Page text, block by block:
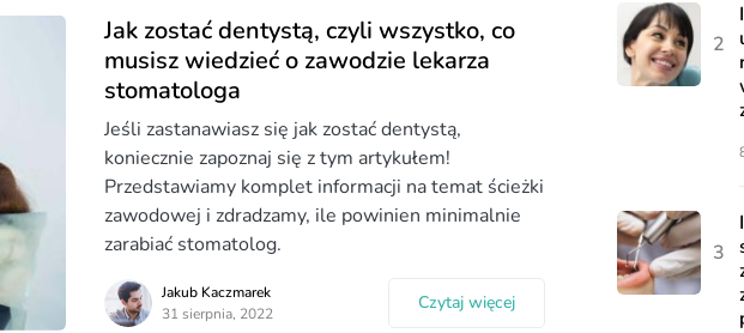
Jak zostać dentystą, czyli wszystko, co
musisz wiedzieć o zawodzie lekarza
stomatologa
Jeśli zastanawiasz się jak zostać dentystą,
koniecznie zapoznaj się z tym artykułem!
Przedstawiamy komplet informacji na temat ścieżki
zawodowej i zdradzamy, ile powinien minimalnie
zarabiać stomatolog.
Jakub Kaczmarek
31 sierpnia, 2022
Czytaj więcej